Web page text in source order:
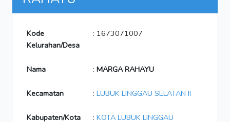
Kode
Kelurahan/Desa
: 1673071007
Nama : MARGA RAHAYU
Kecamatan : LUBUK LINGGAU SELATAN II
Kabupaten/Kota : KOTA LUBUK LINGGAU